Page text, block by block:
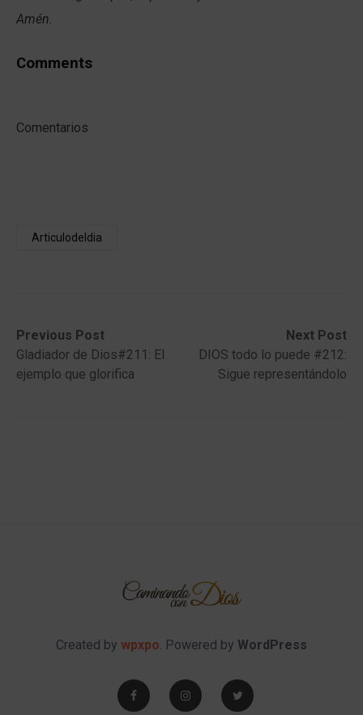
Amén.
Comments
Comentarios
Articulodeldia
Post
navigation
Previous Post
Previous
post:Gladiador de Dios#211: El
ejemplo que glorifica
Next Post
Next
post:
DIOS todo lo puede #212:
Sigue representándolo
Created by wpxpo. Powered by WordPress